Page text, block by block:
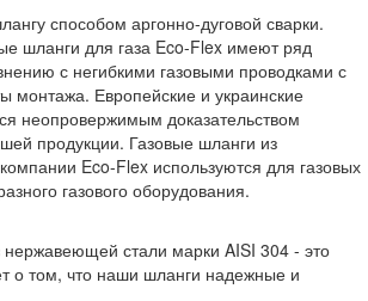
способом аргонно-дуговой сварки.
шланги для газа Eco-Flex имеют ряд
с негибкими газовыми проводками с
монтажа. Европейские и украинские
неопровержимым доказательством
продукции. Газовые шланги из
Eco-Flex используются для газовых
газового оборудования.
нержавеющей стали марки AISI 304 - это
о том, что наши шланги надежные и